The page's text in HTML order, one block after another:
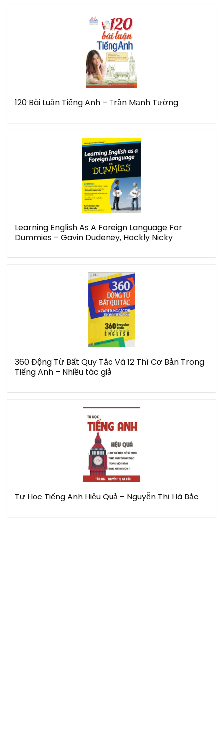
120 Bài Luận Tiếng Anh – Trần Mạnh Tường
Learning English As A Foreign Language For
Dummies – Gavin Dudeney, Hockly Nicky
360 Động Từ Bất Quy Tắc Và 12 Thì Cơ Bản Trong
Tiếng Anh – Nhiều tác giả
Tự Học Tiếng Anh Hiệu Quả – Nguyễn Thị Hà Bắc